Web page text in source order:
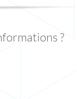
?